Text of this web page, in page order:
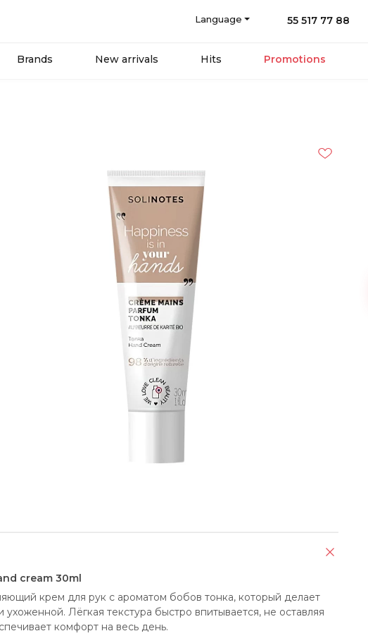
Language 55 517 77 88
Brands New arrivals Hits Promotions
cream 30ml
крем для рук с ароматом бобов тонка, который делает
ухоженной. Лёгкая текстура быстро впитывается, не оставляя
комфорт на весь день.